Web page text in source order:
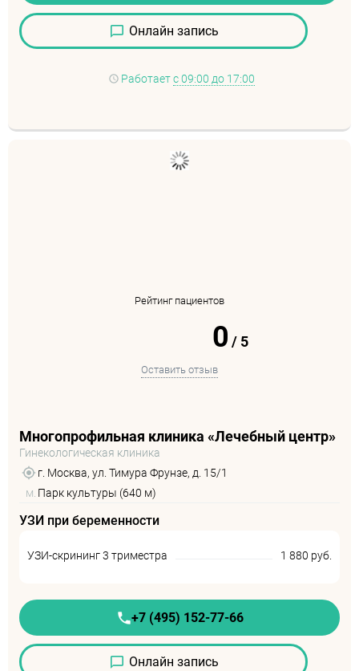
Онлайн запись
Работаетс 09:00 до 17:00
Рейтинг пациентов
0 / 5
Оставить отзыв
Многопрофильная клиника «Лечебный центр»
Гинекологическая клиника
г. Москва, ул. Тимура Фрунзе, д. 15/1
м. Парк культуры (640 м)
УЗИ при беременности
УЗИ-скрининг 3 триместра 1 880 руб.
+7 (495) 152-77-66
Онлайн запись